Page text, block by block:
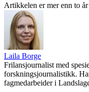
Artikkelen er mer enn to
Laila Borge
Frilansjournalist med
forskningsjournalistikk.
fagmedarbeider i